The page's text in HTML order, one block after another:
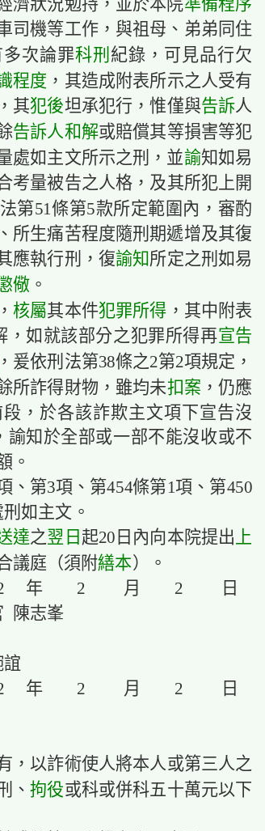
濟狀況勉持，並於本院準備程序
司機等工作，與祖母、弟弟同住
次論罪科刑 紀錄，可見品行欠
程度 ，其造成附表所示之人受有
其犯後坦承犯行，惟僅與告訴人
告訴人和解或賠償其等損害等犯
處如主文所示之刑，並諭知如易
考量被告之人格，及其所犯上開
第51條第5款所定範圍內，審酌
所生痛苦程度隨刑期遞增及其復
應執行刑，復諭知所定之刑如易
儆。
核屬其本件犯罪所得 ，其中附表
，如就該部分之犯罪所得再宣告
，爰依刑法第38條之2第2項規定，
所詐得財物，雖均未扣案 ，仍應
，於各該詐欺主文項下宣告沒
諭知於全部或一部不能沒收或不
。
、第3項、第454條第1項、第450
如主文。
達之翌日 起20日內向本院提出 上
議庭（須附繕本）。
年 2 月 2 日
志峯
年 2 月 2 日
，以詐術使人將本人或第三人之
、拘役或科或併科五十萬元以下